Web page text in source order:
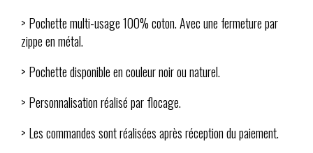
> Pochette multi-usage 100% coton. Avec une fermeture par
zippe en métal.
> Pochette disponible en couleur noir ou naturel.
> Personnalisation réalisé par flocage.
> Les commandes sont réalisées après réception du paiement.